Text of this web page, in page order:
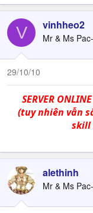
V vinhheo2
Mr & Ms
29/10/10
SERVER
(tuy nhiên vẫn
skill
alethinh
Mr & Ms